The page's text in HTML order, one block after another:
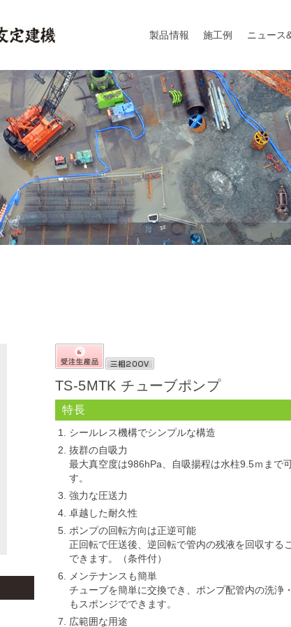
製品情報 施工例 ニュース
TS-5MTK チューブポンプ
特長
シールレス機構でシンプルな構造
抜群の自吸力
最大真空度は986hPa、自吸揚程は水柱9.5ｍまで
す。
強力な圧送力
卓越した耐久性
ポンプの回転方向は正逆可能
正回転で圧送後、逆回転で管内の残液を回収する
できます。（条件付）
メンテナンスも簡単
チューブを簡単に交換でき、ポンプ配管内の洗浄
もスポンジでできます。
広範囲な用途